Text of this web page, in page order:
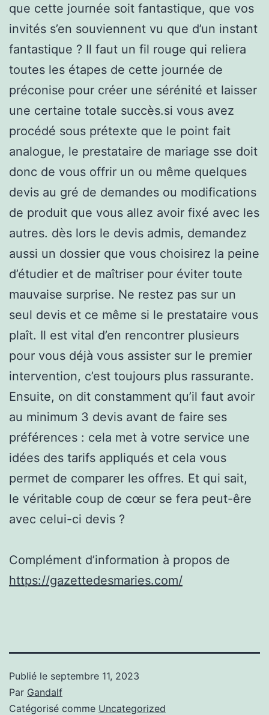
que cette journée soit fantastique, que vos
invités s’en souviennent vu que d’un instant
fantastique ? Il faut un fil rouge qui reliera
toutes les étapes de cette journée de
préconise pour créer une sérénité et laisser
une certaine totale succès.si vous avez
procédé sous prétexte que le point fait
analogue, le prestataire de mariage sse doit
donc de vous offrir un ou même quelques
devis au gré de demandes ou modifications
de produit que vous allez avoir fixé avec les
autres. dès lors le devis admis, demandez
aussi un dossier que vous choisirez la peine
d’étudier et de maîtriser pour éviter toute
mauvaise surprise. Ne restez pas sur un
seul devis et ce même si le prestataire vous
plaît. Il est vital d’en rencontrer plusieurs
pour vous déjà vous assister sur le premier
intervention, c’est toujours plus rassurante.
Ensuite, on dit constamment qu’il faut avoir
au minimum 3 devis avant de faire ses
préférences : cela met à votre service une
idées des tarifs appliqués et cela vous
permet de comparer les offres. Et qui sait,
le véritable coup de cœur se fera peut-êre
avec celui-ci devis ?
Complément d’information à propos de
https://gazettedesmaries.com/
Publié le septembre 11, 2023
Par Gandalf
Catégorisé comme Uncategorized